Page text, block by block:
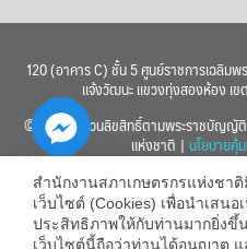
120 (อาคาร C) ชั้น 5 ศูนย์ราชการเฉลิม
แจ้งวัฒนะ แขวงทุ่งสองห้อง เ
© 2560 สงวนลิขสิทธิ์ตามพระราชบัญญัติ
แห่งชาติ | นโยบายคุ้
สำนักงานสภาเกษตรกรแห่งชา
เว็บไซต์ (Cookies) เพื่อนำเสน
ประสิทธิภาพให้กับท่านมากยิ่งขึ้
เว็บไซต์นี้ถือว่าท่านได้อนุญาต